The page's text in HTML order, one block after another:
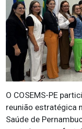
O COSEMS-PE
reunião estratégica
Saúde de